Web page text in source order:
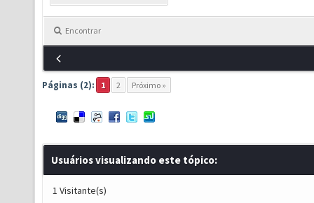
Encontrar
Páginas (2): 1 2 Próximo »
Usuários visualizando este tópico:
1 Visitante(s)